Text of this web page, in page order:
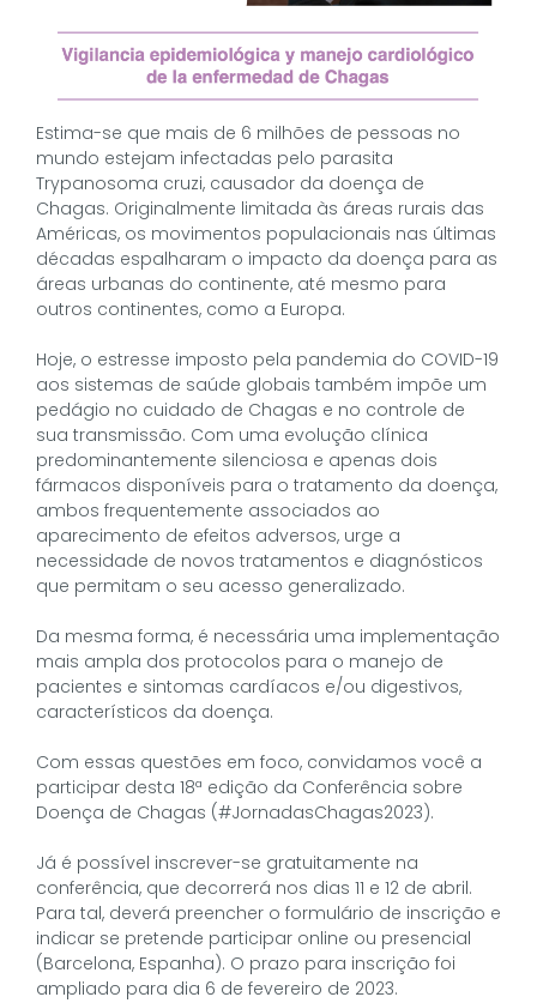
Estima-se que mais de 6 milhões de pessoas no
mundo estejam infectadas pelo parasita
Trypanosoma cruzi, causador da doença de
Chagas. Originalmente limitada às áreas rurais das
Américas, os movimentos populacionais nas últimas
décadas espalharam o impacto da doença para as
áreas urbanas do continente, até mesmo para
outros continentes, como a Europa.
Hoje, o estresse imposto pela pandemia do COVID-19
aos sistemas de saúde globais também impõe um
pedágio no cuidado de Chagas e no controle de
sua transmissão. Com uma evolução clínica
predominantemente silenciosa e apenas dois
fármacos disponíveis para o tratamento da doença,
ambos frequentemente associados ao
aparecimento de efeitos adversos, urge a
necessidade de novos tratamentos e diagnósticos
que permitam o seu acesso generalizado.
Da mesma forma, é necessária uma implementação
mais ampla dos protocolos para o manejo de
pacientes e sintomas cardíacos e/ou digestivos,
característicos da doença.
Com essas questões em foco, convidamos você a
participar desta 18ª edição da Conferência sobre
Doença de Chagas (#JornadasChagas2023).
Já é possível inscrever-se gratuitamente na
conferência, que decorrerá nos dias 11 e 12 de abril.
Para tal, deverá preencher o formulário de inscrição e
indicar se pretende participar online ou presencial
(Barcelona, ​​Espanha). O prazo para inscrição foi
ampliado para dia 6 de fevereiro de 2023.